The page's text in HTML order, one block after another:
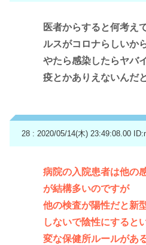
医者からすると何考え
ルスがコロナらしいから
やたら感染したらヤバ
疫とかありえないんだ
28 : 2020/05/14(木) 23:49:08.00
病院の入院患者は他の
が結構多いのですが
他の検査が陽性だと新
しないで陰性にすると
変な保健所ルールがあ